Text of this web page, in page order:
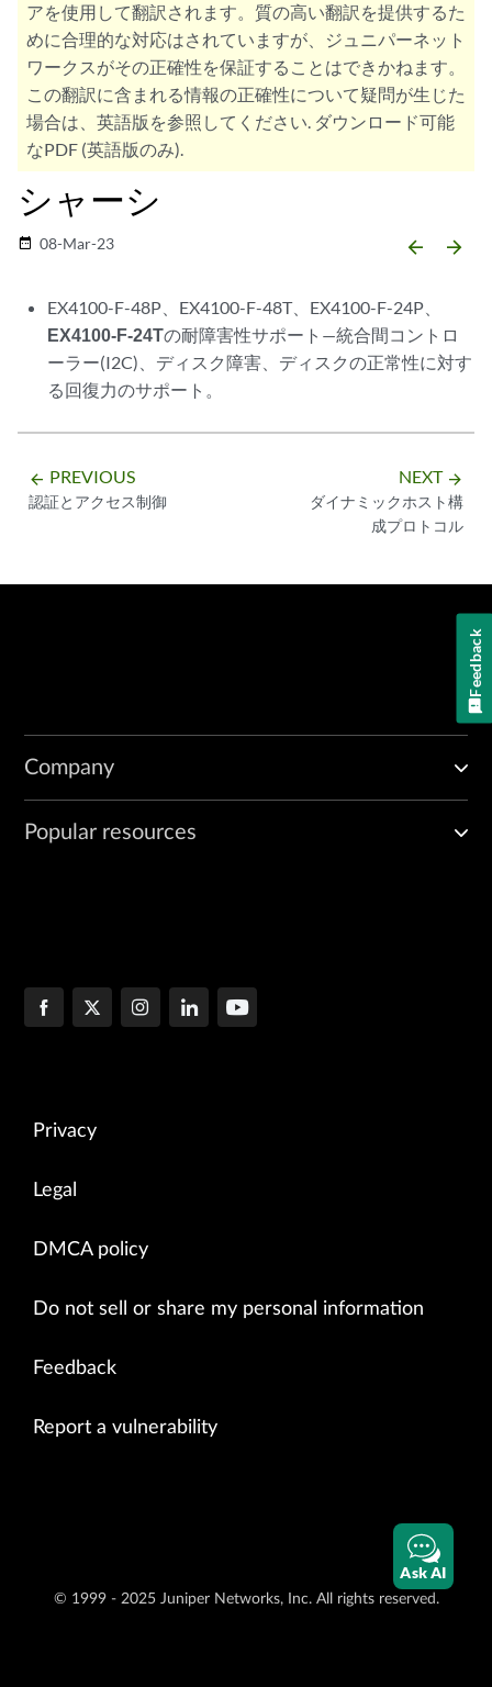
アを使用して翻訳されます。質の高い翻訳を提供するた
めに合理的な対応はされていますが、ジュニパーネット
ワークスがその正確性を保証することはできかねます。
この翻訳に含まれる情報の正確性について疑問が生じた
場合は、英語版を参照してください. ダウンロード可能
なPDF (英語版のみ).
シャーシ
date_range 08-Mar-23 arrow_backward arrow_forward
EX4100-F-48P、EX4100-F-48T、EX4100-F-24P、
EX4100-F-24Tの耐障害性サポート—統合間コントロ
ーラー(I2C)、ディスク障害、ディスクの正常性に対す
る回復力のサポート。
arrow_backward PREVIOUS
認証とアクセス制御
NEXT arrow_forward
ダイナミックホスト構
成プロトコル
Company
Popular resources
Privacy
Legal
DMCA policy
Do not sell or share my personal information
Feedback
Report a vulnerability
© 1999 - 2025 Juniper Networks, Inc. All rights reserved.
Ask AI
Feedback